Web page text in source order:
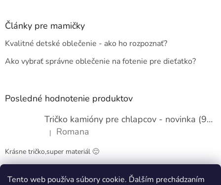
Tento web používa súbory cookie. Ďalším prechádzaním
Články pre mamičky
Kvalitné detské oblečenie - ako ho rozpoznať?
Ako vybrať správne oblečenie na fotenie pre dieťatko?
Posledné hodnotenie produktov
Tričko kamióny pre chlapcov - novinka (98-134)
Hodnotenie produktu je 5 z 5 hviezdičiek.
| Romana
Krásne tričko,super materiál 🙂
Obchodné podmienky Kontakty